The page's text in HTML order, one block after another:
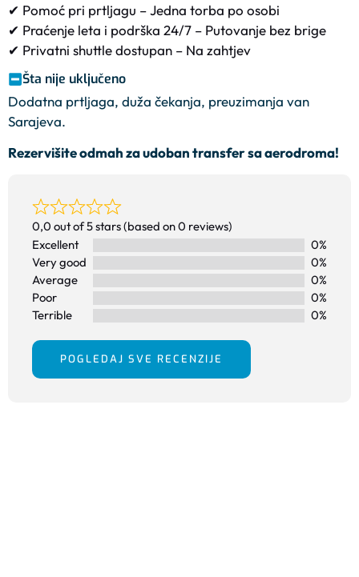
✔ Pomoć pri prtljagu – Jedna torba po osobi
✔ Praćenje leta i podrška 24/7 – Putovanje bez brige
✔ Privatni shuttle dostupan – Na zahtjev
Šta nije uključeno
Dodatna prtljaga, duža čekanja, preuzimanja van
Sarajeva.
Rezervišite odmah za udoban transfer sa aerodroma!
0,0 out of 5 stars (based on 0 reviews)
Excellent
0%
Very good
0%
Average
0%
Poor
0%
Terrible
0%
POGLEDAJ SVE RECENZIJE